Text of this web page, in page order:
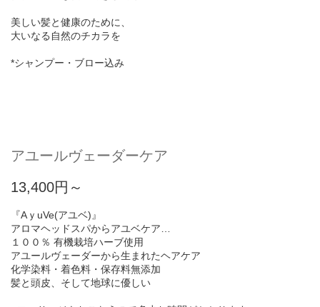
美しい髪と健康のために、
大いなる自然のチカラを
*シャンプー・ブロー込み
アユールヴェーダーケア
13,400円～
『AｙuVe(アユベ)』
アロマヘッドスパからアユベケア…
１００％ 有機栽培ハーブ使用
アユールヴェーダーから生まれたヘアケア
化学染料・着色料・保存料無添加
髪と頭皮、そして地球に優しい